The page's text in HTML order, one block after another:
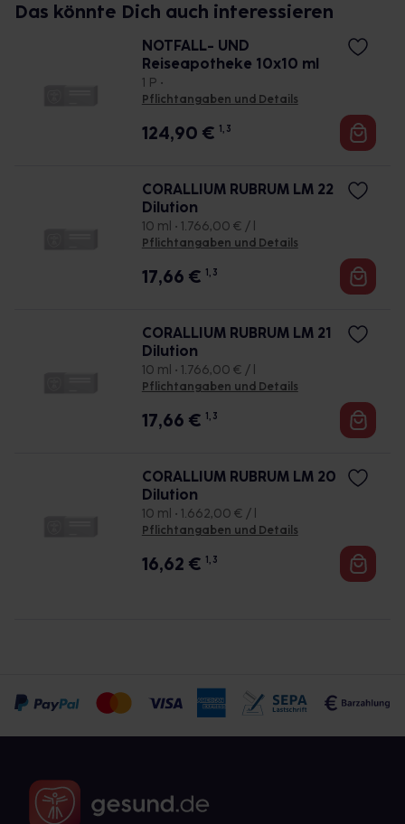
Das könnte Dich auch interessieren
NOTFALL- UND
Reiseapotheke 10x10 ml
1 P •
Pflichtangaben und Details
124,90 € 1, 3
CORALLIUM RUBRUM LM 22
Dilution
10 ml • 1.766,00 € / l
Pflichtangaben und Details
17,66 € 1, 3
CORALLIUM RUBRUM LM 21
Dilution
10 ml • 1.766,00 € / l
Pflichtangaben und Details
17,66 € 1, 3
CORALLIUM RUBRUM LM 20
Dilution
10 ml • 1.662,00 € / l
Pflichtangaben und Details
16,62 € 1, 3